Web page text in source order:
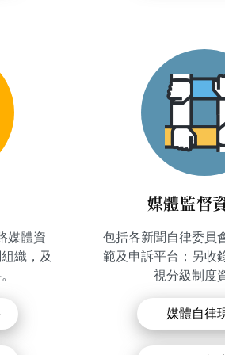
媒體資
織，及
媒體監督
包括各新聞自律委員
範及申訴平台；另收
視分級制度
媒體自律